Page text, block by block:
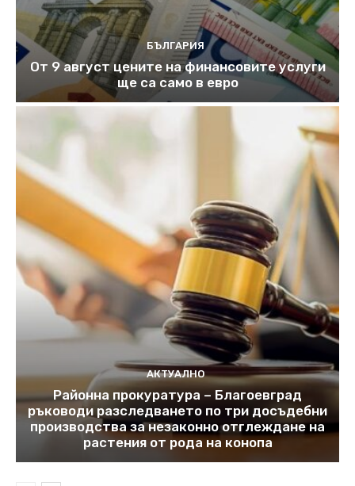
БЪЛГАРИЯ
От 9 август цените на финансовите услуги
ще са само в евро
АКТУАЛНО
Районна прокуратура – Благоевград
ръководи разследването по три досъдебни
производства за незаконно отглеждане на
растения от рода на конопа